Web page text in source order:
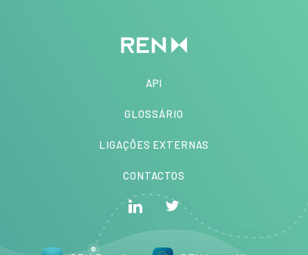
API
GLOSSÁRIO
LIGAÇÕES EXTERNAS
CONTACTOS